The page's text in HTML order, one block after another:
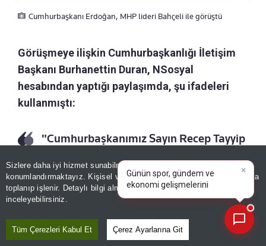
Sizlere daha iyi hizmet sunabilmek adına sitemizde
konumlandırmaktayız. Kişisel verileriniz, KVKK ve GDPR kapsamında
toplanıp işlenir. Detaylı bilgi almak içinAydınlatma Metnimizi
inceleyebilirsiniz.
Tüm Çerezleri Kabul Et Çerez Ayarlarına Git
Cumhurbaşkanı Erdoğan, MHP lideri Bahçeli ile görüştü
Görüşmeye ilişkin Cumhurbaşkanlığı İletişim
Başkanı Burhanettin Duran, NSosyal
hesabından yaptığı paylaşımda, şu ifadeleri
kullanmıştı:
"Cumhurbaşkanımız Sayın Recep Tayyip
Erdoğan, MHP Genel Başkanı Sayın
Devlet Bahçeli'yi bugün saat 14.00'te
Cumhurbaşkanlığı Külliyesi'nde kabul
×
Günün spor, gündem ve
ekonomi gelişmelerini analiz
edin!|